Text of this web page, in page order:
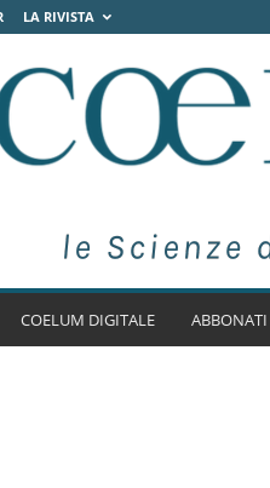
LA RIVISTA
COELUM DIGITALE ABBONATI